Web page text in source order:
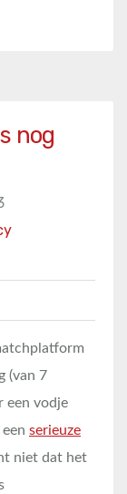
nog
(van 7
een vodje
serieuze
niet dat het